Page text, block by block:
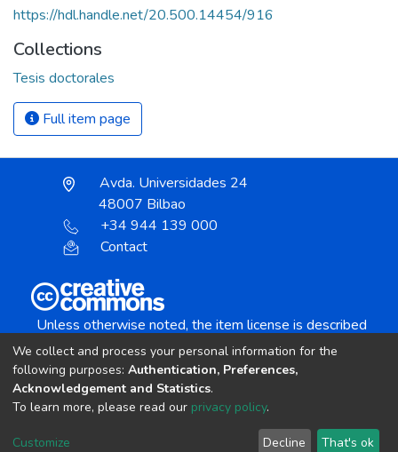
https://hdl.handle.net/20.500.14454/916
Collections
Tesis doctorales
Full item page
Avda. Universidades 24
48007 Bilbao
+34 944 139 000
Contact
Unless otherwise noted, the item license is described
Creative Commons Attribution-NonCommercial-
copyright © 2002-2026 LYRASIS
Cookie settings Send Feedback
We collect and process your personal information for the
following purposes: Authentication, Preferences,
Acknowledgement and Statistics.
To learn more, please read our privacy policy.
Customize Decline That's ok